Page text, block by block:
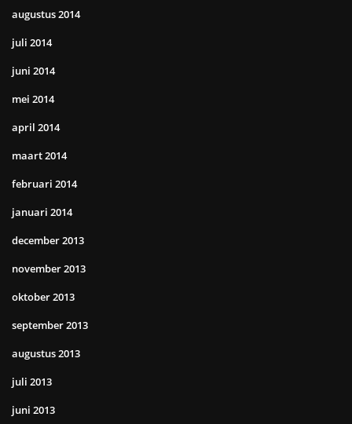
augustus 2014
juli 2014
juni 2014
mei 2014
april 2014
maart 2014
februari 2014
januari 2014
december 2013
november 2013
oktober 2013
september 2013
augustus 2013
juli 2013
juni 2013